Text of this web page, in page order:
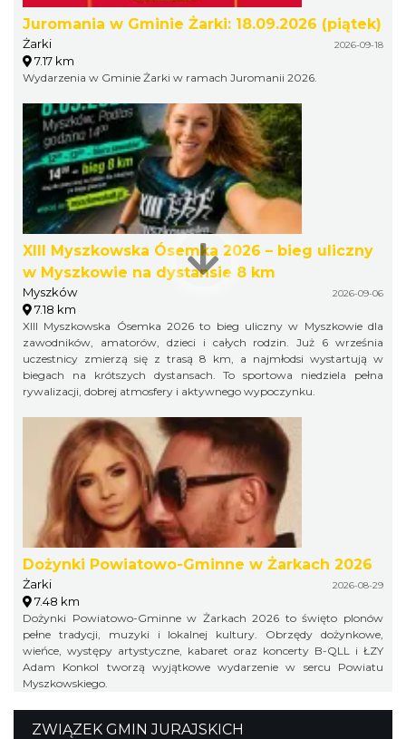
Juromania w Gminie Żarki: 18.09.2026 (piątek)
Żarki 2026-09-18
7.17 km
Wydarzenia w Gminie Żarki w ramach Juromanii 2026.
XIII Myszkowska Ósemka 2026 – bieg uliczny
w Myszkowie na dystansie 8 km
Myszków 2026-09-06
7.18 km
XIII Myszkowska Ósemka 2026 to bieg uliczny w Myszkowie dla
zawodników, amatorów, dzieci i całych rodzin. Już 6 września
uczestnicy zmierzą się z trasą 8 km, a najmłodsi wystartują w
biegach na krótszych dystansach. To sportowa niedziela pełna
rywalizacji, dobrej atmosfery i aktywnego wypoczynku.
Dożynki Powiatowo-Gminne w Żarkach 2026
Żarki 2026-08-29
7.48 km
Dożynki Powiatowo-Gminne w Żarkach 2026 to święto plonów
pełne tradycji, muzyki i lokalnej kultury. Obrzędy dożynkowe,
wieńce, występy artystyczne, kabaret oraz koncerty B-QLL i ŁZY
Adam Konkol tworzą wyjątkowe wydarzenie w sercu Powiatu
Myszkowskiego.
ZWIĄZEK GMIN JURAJSKICH